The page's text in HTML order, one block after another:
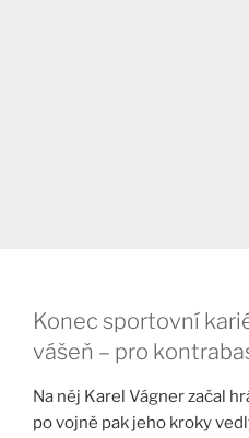
Konec sportovní
vášeň – pro
Na něj Karel Vágner začal
po vojně pak jeho kroky